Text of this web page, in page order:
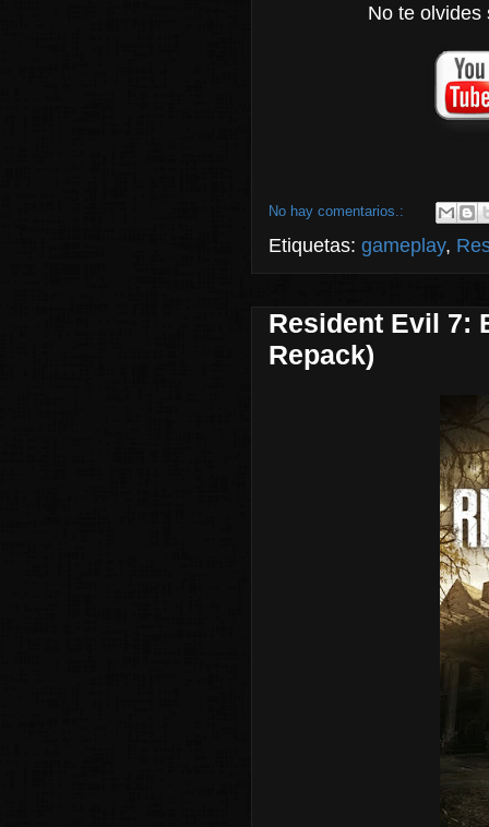
No te olvides
No hay comentarios.:
Etiquetas: gameplay,
Resident Evil 7:
Repack)